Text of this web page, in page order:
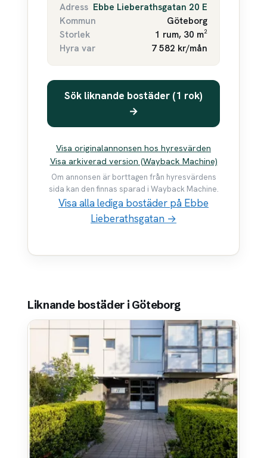
Adress Ebbe Lieberathsgatan 20 E
Kommun
Göteborg
Storlek
1 rum, 30 m²
Hyra var
7 582 kr/mån
Sök liknande bostäder (1 rok)
→
Visa originalannonsen hos hyresvärden
Visa arkiverad version (Wayback Machine)
Om annonsen är borttagen från hyresvärdens
sida kan den finnas sparad i Wayback Machine.
Visa alla lediga bostäder på Ebbe
Lieberathsgatan →
Liknande bostäder i Göteborg